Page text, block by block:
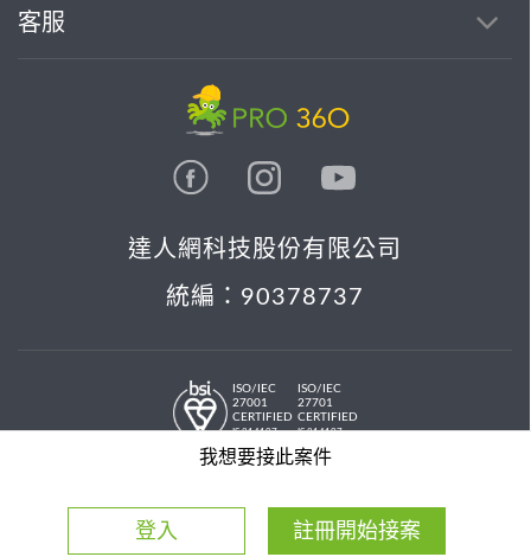
我想要接此案件
登入 註冊開始接案
客服
達人網科技股份有限公司
統編：90378737
ISO/IEC
27001
CERTIFIED
IS 814197
ISO/IEC
27701
CERTIFIED
IS 814197
© 2026 PRO36O. All rights reserved.